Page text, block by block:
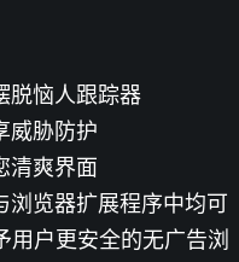
脱恼人跟踪器
威胁防护
清爽界面
浏览器扩展程序中均可
用户更安全的无广告浏